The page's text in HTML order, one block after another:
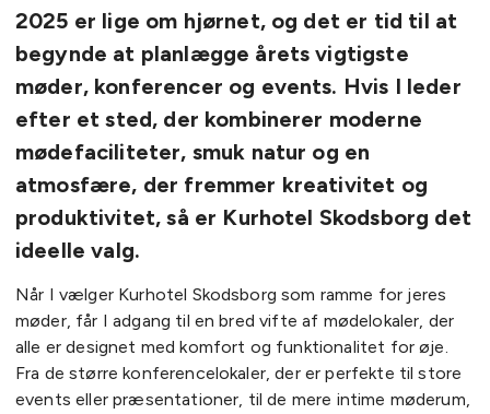
2025 er lige om hjørnet, og det er tid til at
begynde at planlægge årets vigtigste
møder, konferencer og events. Hvis I leder
efter et sted, der kombinerer moderne
mødefaciliteter, smuk natur og en
atmosfære, der fremmer kreativitet og
produktivitet, så er Kurhotel Skodsborg det
ideelle valg.
Når I vælger Kurhotel Skodsborg som ramme for jeres
møder, får I adgang til en bred vifte af mødelokaler, der
alle er designet med komfort og funktionalitet for øje.
Fra de større konferencelokaler, der er perfekte til store
events eller præsentationer, til de mere intime møderum,